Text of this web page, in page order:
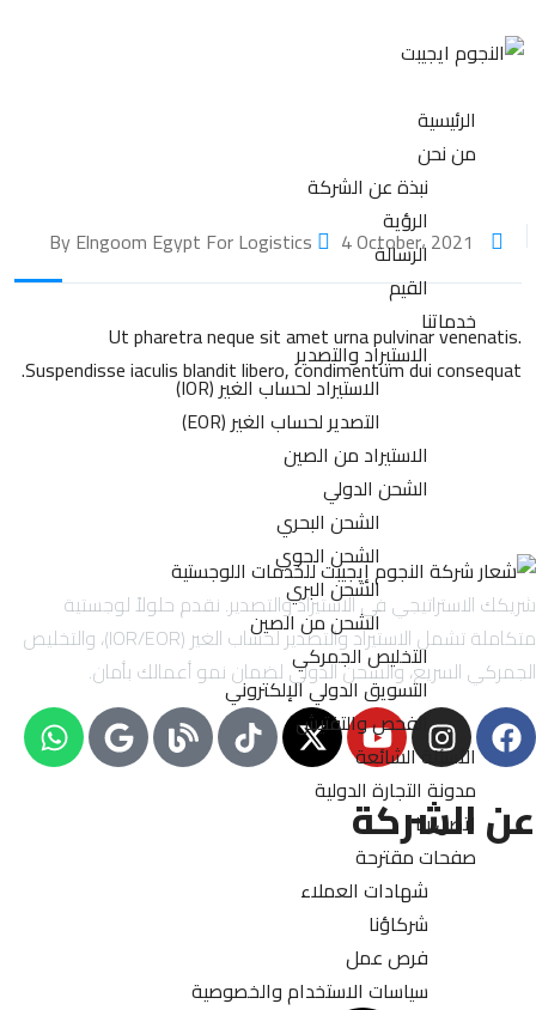
الرئيسية
من نحن
نبذة عن الشركة
الرؤية
الرسالة
القيم
خدماتنا
الاستيراد والتصدير
الاستيراد لحساب الغير (IOR)
التصدير لحساب الغير (EOR)
الاستيراد من الصين
الشحن الدولي
الشحن البحري
الشحن الجوي
الشحن البري
الشحن من الصين
التخليص الجمركي
التسويق الدولي الإلكتروني
الفحص والتفتيش
الأسئلة الشائعة
مدونة التجارة الدولية
اتصل بنا
صفحات مقترحة
شهادات العملاء
شركاؤنا
فرص عمل
سياسات الاستخدام والخصوصية
4 October، 2021
Ut pharetra neque sit amet urna pulvinar venenatis.
Suspendisse iaculis blandit libero, condimentum dui consequat.
شريكك الاستراتيجي في الاستيراد والتصدير. نقدم حلولاً لوجستية
متكاملة تشمل الاستيراد والتصدير لحساب الغير (IOR/EOR)، والتخليص
الجمركي السريع، والشحن الدولي لضمان نمو أعمالك بأمان.
عن الشركة